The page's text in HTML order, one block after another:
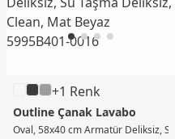
+1 Renk
Outline Çanak Lavabo
Oval, 58x40 cm Armatür Deliksiz,